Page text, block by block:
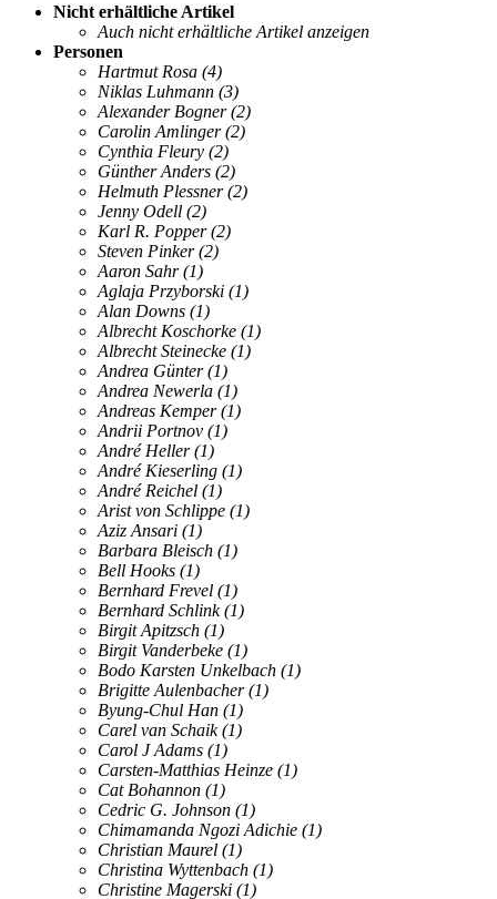
Nicht erhältliche Artikel
Auch nicht erhältliche Artikel anzeigen
Personen
Hartmut Rosa (4)
Niklas Luhmann (3)
Alexander Bogner (2)
Carolin Amlinger (2)
Cynthia Fleury (2)
Günther Anders (2)
Helmuth Plessner (2)
Jenny Odell (2)
Karl R. Popper (2)
Steven Pinker (2)
Aaron Sahr (1)
Aglaja Przyborski (1)
Alan Downs (1)
Albrecht Koschorke (1)
Albrecht Steinecke (1)
Andrea Günter (1)
Andrea Newerla (1)
Andreas Kemper (1)
Andrii Portnov (1)
André Heller (1)
André Kieserling (1)
André Reichel (1)
Arist von Schlippe (1)
Aziz Ansari (1)
Barbara Bleisch (1)
Bell Hooks (1)
Bernhard Frevel (1)
Bernhard Schlink (1)
Birgit Apitzsch (1)
Birgit Vanderbeke (1)
Bodo Karsten Unkelbach (1)
Brigitte Aulenbacher (1)
Byung-Chul Han (1)
Carel van Schaik (1)
Carol J Adams (1)
Carsten-Matthias Heinze (1)
Cat Bohannon (1)
Cedric G. Johnson (1)
Chimamanda Ngozi Adichie (1)
Christian Maurel (1)
Christina Wyttenbach (1)
Christine Magerski (1)